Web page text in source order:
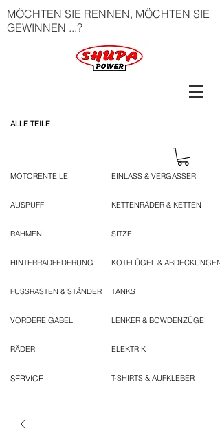
MÖCHTEN SIE RENNEN, MÖCHTEN SIE
GEWINNEN ...?
ALLE TEILE
MOTORENTEILE
AUSPUFF
RAHMEN
HINTERRADFEDERUNG
FUSSRASTEN & STÄNDER
VORDERE GABEL
RÄDER
SERVICE
EINLASS & VERGASSER
KETTENRÄDER & KETTEN
SITZE
KOTFLÜGEL & ABDECKUNGEN
TANKS
LENKER & BOWDENZÜGE
ELEKTRIK
T-SHIRTS & AUFKLEBER